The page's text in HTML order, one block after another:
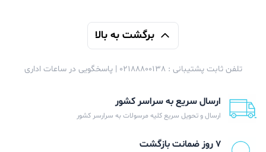
برگشت به بالا
تلفن ثابت پشتیبانی : 02188800138 | پاسخگویی در ساعات اداری
ارسال سریع به سراسر کشور
ارسال و تحویل سریع کلیه مرسولات به سرارسر کشور
۷ روز ضمانت بازگشت